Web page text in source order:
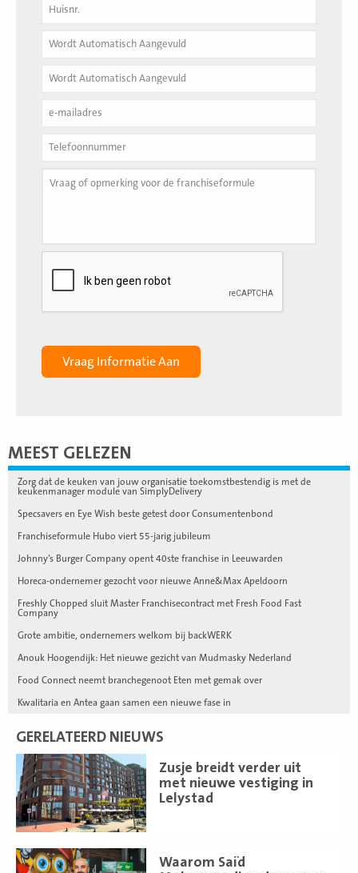
MEEST GELEZEN
Zorg dat de keuken van jouw organisatie toekomstbestendig is met de
keukenmanager module van SimplyDelivery
Specsavers en Eye Wish beste getest door Consumentenbond
Franchiseformule Hubo viert 55-jarig jubileum
Johnny’s Burger Company opent 40ste franchise in Leeuwarden
Horeca-ondernemer gezocht voor nieuwe Anne&Max Apeldoorn
Freshly Chopped sluit Master Franchisecontract met Fresh Food Fast
Company
Grote ambitie, ondernemers welkom bij backWERK
Anouk Hoogendijk: Het nieuwe gezicht van Mudmasky Nederland
Food Connect neemt branchegenoot Eten met gemak over
Kwalitaria en Antea gaan samen een nieuwe fase in
GERELATEERD NIEUWS
Zusje breidt verder uit
met nieuwe vestiging in
Lelystad
Lees
meer
Waarom Saïd
Lees